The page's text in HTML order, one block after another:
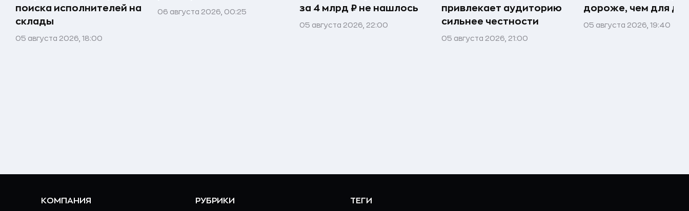
поиска исполнителей на
склады
05 августа 2026, 18:00
06 августа 2026, 00:25
за 4 млрд ₽ не нашлось
05 августа 2026, 22:00
привлекает аудиторию
сильнее честности
05 августа 2026, 21:00
дороже, чем для
05 августа 2026, 19:40
КОМПАНИЯ РУБРИКИ ТЕГИ